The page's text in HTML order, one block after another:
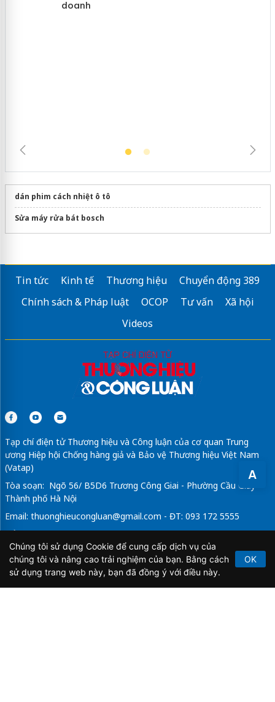
A
dán phim cách nhiệt ô tô
Sửa máy rửa bát bosch
Tin tức Kinh tế Thương hiệu
Chuyển động 389
Chính sách & Pháp luật
OCOP Tư vấn
Xã hội
Videos
Tạp chí điện tử Thương hiệu và Công luận của cơ quan Trung
ương Hiệp hội Chống hàng giả và Bảo vệ Thương hiệu Việt Nam
(Vatap)
Tòa soạn: Ngõ 56/ B5D6 Trương Công Giai - Phường Cầu Giấy -
Thành phố Hà Nội
Email: thuonghieucongluan@gmail.com - ĐT: 093 172 5555
Tổng Biên Tập: Vũ Đức Thuận
Giấy phép hoạt động báo chí điện tử số 64/GP-BTTTT do Bộ
Thông tin và Truyền thông cấp ngày 21/2/2020.
Chúng tôi sử dụng Cookie để cung cấp dịch vụ của
chúng tôi và nâng cao trải nghiệm của bạn. Bằng cách
sử dụng trang web này, bạn đã đồng ý với điều này.
OK